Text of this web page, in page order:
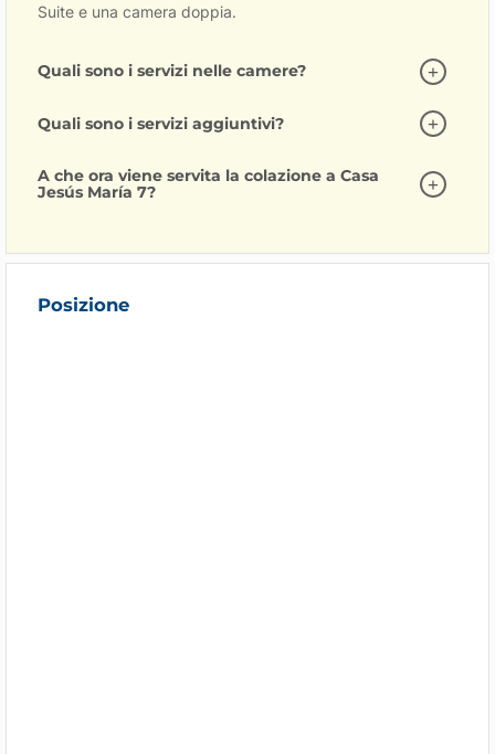
Suite e una camera doppia.
Quali sono i servizi nelle camere?
Quali sono i servizi aggiuntivi?
A che ora viene servita la colazione a Casa
Jesús María 7?
Posizione